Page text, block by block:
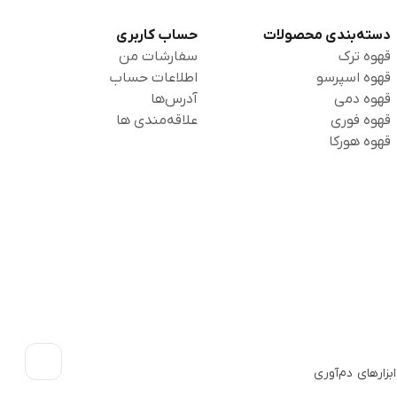
دسته‌بندی محصولات
قهوه ترک
قهوه اسپرسو
قهوه دمی
قهوه فوری
قهوه هورکا
حساب کاربری
سفارشات من
اطلاعات حساب
آدرس‌ها
علاقه‌مندی ها
ابزارهای دم‌آوری